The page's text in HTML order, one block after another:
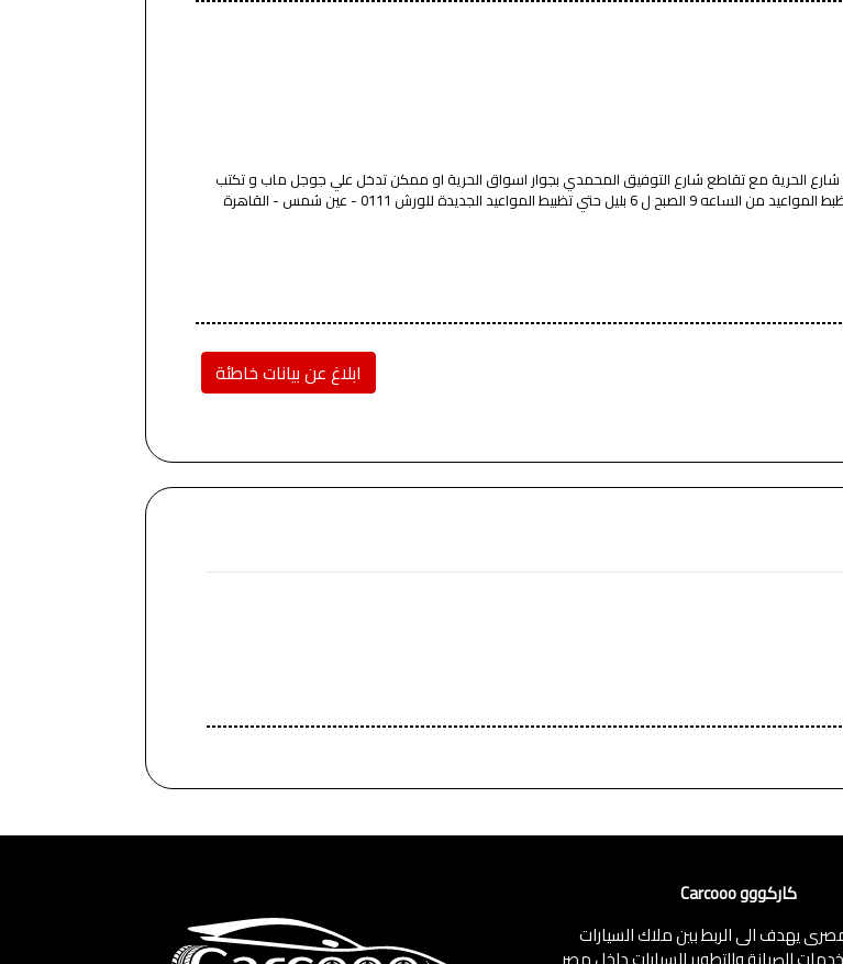
الحرية مع تقاطع شارع التوفيق المحمدي بجوار اسواق الحرية او ممكن تدخل علي جوجل ماب و تكتب
الجديدة للورش 0111 - عين شمس - القاهرة
ابلاغ عن بيانات خاطئة
كاركووو Carcooo
يهدف الى الربط بين ملاك السيارات